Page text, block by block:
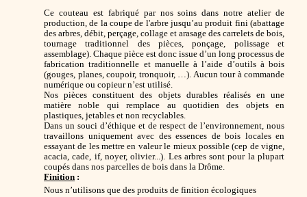
Ce couteau est fabriqué par nos soins dans notre atelier de
production, de la coupe de l'arbre jusqu’au produit fini (abattage
des arbres, débit, perçage, collage et arasage des carrelets de bois,
tournage traditionnel des pièces, ponçage, polissage et
assemblage). Chaque pièce est donc issue d’un long processus de
fabrication traditionnelle et manuelle à l’aide d’outils à bois
(gouges, planes, coupoir, tronquoir, …). Aucun tour à commande
numérique ou copieur n’est utilisé.
Nos pièces constituent des objets durables réalisés en une
matière noble qui remplace au quotidien des objets en
plastiques, jetables et non recyclables.
Dans un souci d’éthique et de respect de l’environnement, nous
travaillons uniquement avec des essences de bois locales en
essayant de les mettre en valeur le mieux possible (cep de vigne,
acacia, cade, if, noyer, olivier...). Les arbres sont pour la plupart
coupés dans nos parcelles de bois dans la Drôme.
Finition :
Nous n’utilisons que des produits de finition écologiques